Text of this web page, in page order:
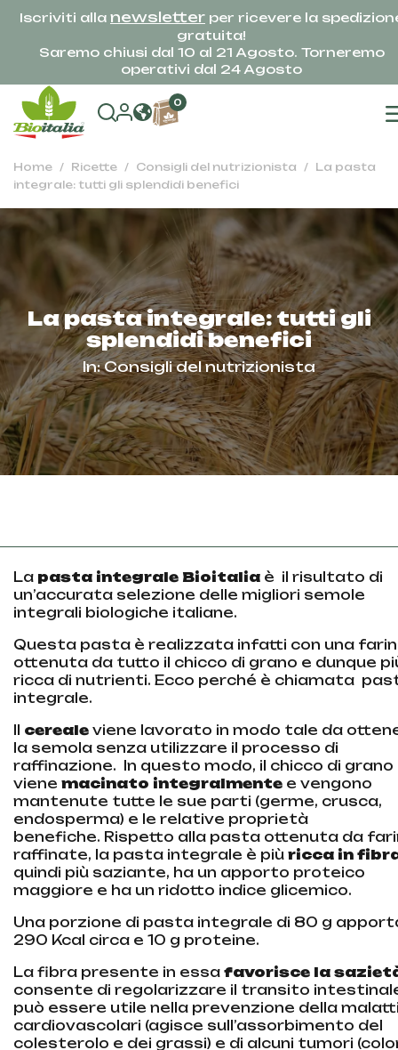
Iscriviti alla newsletter per ricevere la
gratuita!
Saremo chiusi dal 10 al 21 Agosto. Torneremo
operativi dal 24 Agosto
0
Home Ricette Consigli del nutrizionista
La pasta
integrale: tutti gli splendidi benefici
La pasta integrale: tutti gli
splendidi benefici
In:Consigli del nutrizionista
La pasta integrale Bioitalia è il risultato di
un’accurata selezione delle migliori semole
integrali biologiche italiane.
Questa pasta è realizzata infatti con una
ottenuta da tutto il chicco di grano e dunque
ricca di nutrienti. Ecco perché è chiamata
integrale.
cereale viene lavorato in modo tale da
la semola senza utilizzare il processo di
raffinazione.
In questo modo, il chicco di grano
viene macinato integralmente e vengono
mantenute tutte le sue parti (germe, crusca,
endosperma) e le relative proprietà
benefiche. Rispetto alla pasta ottenuta da
raffinate, la pasta integrale è più ricca in
quindi più saziante, ha un apporto proteico
maggiore e ha un ridotto indice glicemico.
Una porzione di pasta integrale di 80 g
290 Kcal circa e 10 g proteine.
La fibra presente in essa favorisce la
consente di regolarizzare il transito
può essere utile nella prevenzione della
cardiovascolari (agisce sull’assorbimento del
colesterolo e dei grassi) e di alcuni tumori